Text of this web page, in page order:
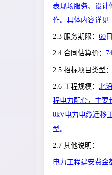
表现场服务、设计
作。具体内容详见
2.3 服务期限：60
2.4 合同估算价：
2.5 招标项目类型
2.6 工程规模：北
程电力配套，主要
0kV电力电缆迁移
型。
2.7 其他说明：
电力工程建安费金